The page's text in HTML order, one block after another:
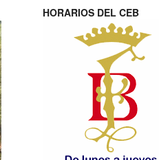
HORARIOS DEL CEB